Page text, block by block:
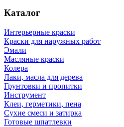
Каталог
Интерьерные краски
Краски для наружных работ
Эмали
Масляные краски
Колера
Лаки, масла для дерева
Грунтовки и пропитки
Инструмент
Клеи, герметики, пена
Сухие смеси и затирка
Готовые шпатлевки